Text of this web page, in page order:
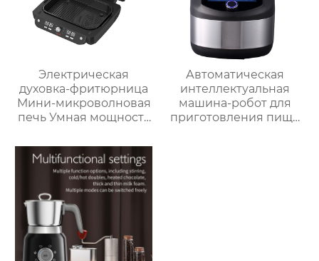
Электрическая
духовка-фритюрница
Мини-микроволновая
печь Умная мощность
с умной плитой
серебристого цвета с
цифровым ЖК-
дисплеем объемом 6
литров двойной
Автоматическая
интеллектуальная
машина-робот для
приготовления пищи